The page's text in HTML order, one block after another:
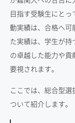
目指す受験生にと
動実績は、合格へ可
た実績は、学生が
の卓越した能力や
要視されます。
ここでは、総合型
ついて紹介します。